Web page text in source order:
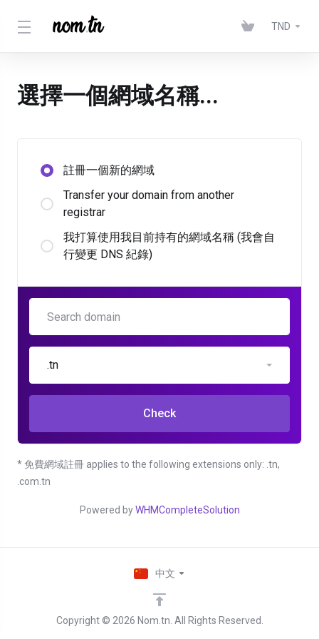
TND
選擇一個網域名稱...
註冊一個新的網域
Transfer your domain from another
registrar
我打算使用我目前持有的網域名稱 (我會自
行變更 DNS 紀錄)
.tn
Check
* 免費網域註冊 applies to the following extensions only: .tn,
.com.tn
Powered byWHMCompleteSolution
Copyright © 2026 Nom.tn. All Rights Reserved.
中文